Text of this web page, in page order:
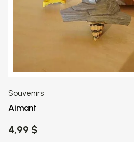
Souvenirs
Aimant
4,99 $